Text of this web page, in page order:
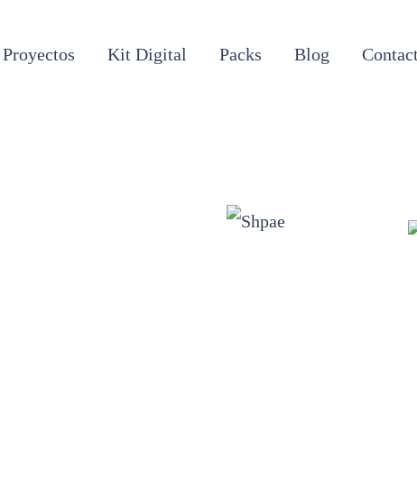
Proyectos Kit Digital Packs Blog